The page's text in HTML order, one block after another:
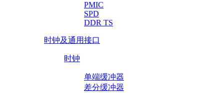
PMIC
SPD
DDR TS
时钟及通用接口
时钟
单端缓冲器
差分缓冲器